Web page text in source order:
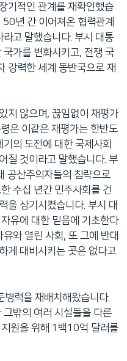
기적인 관계를 재확인했습
년 간 이어져온 협력관계
고 말했습니다. 부시 대통
가를 변화시키고, 전쟁 국
강력한 세계 동반국으로 재
지 않으며, 끊임없이 재평가
은 이같은 재평가는 한반도
의 도전에 대한 국제사회
질 것이라고 말했습니다. 부
공산주의자들의 침략으로
수십 년간 민주사회를 건
을 상기시켰습니다. 부시 대
유에 대한 믿음에 기초한다
와 열린 사회, 또 그에 반대
게 대비시키는 곳은 없다고
력을 재배치해왔습니다.
그밖의 여러 시설들을 다른
원을 위해 1백10억 달러를